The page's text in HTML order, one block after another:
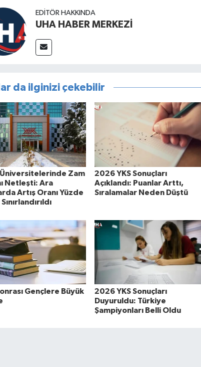
EDITÖR HAKKINDA
UHA HABER MERKEZİ
da ilginizi çekebilir
Üniversitelerinde Zam
Netleşti: Ara
Artış Oranı Yüzde
2026 YKS Sonuçları
Açıklandı: Puanlar Arttı,
Sıralamalar Neden Düştü
Gençlere Büyük
2026 YKS Sonuçları
Duyuruldu: Türkiye
Şampiyonları Belli Oldu